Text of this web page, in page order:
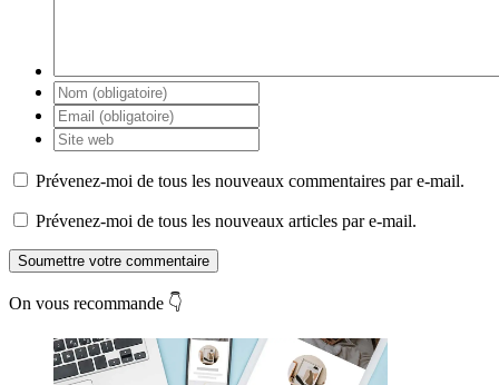
Prévenez-moi de tous les nouveaux commentaires par e-mail.
Prévenez-moi de tous les nouveaux articles par e-mail.
Soumettre votre commentaire
On vous recommande 👇